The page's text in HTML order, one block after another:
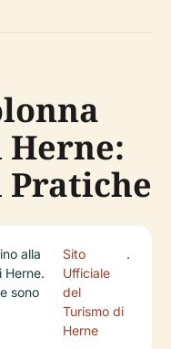
Herne:
alla
Herne.
sono
Sito
Ufficiale
del
Turismo di
Herne
.